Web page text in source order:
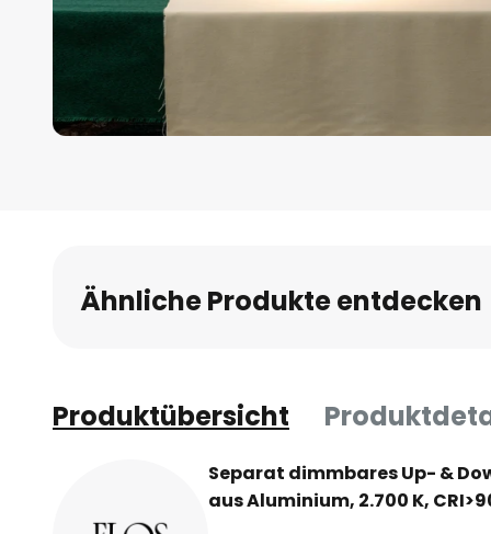
springen
Ähnliche Produkte entdecken
Produktübersicht
Separat dimmbares Up- &
aus Aluminium, 2.700 K,